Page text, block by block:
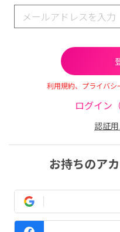
利用規約、プライバ
ログイン
認証
お持ちのア